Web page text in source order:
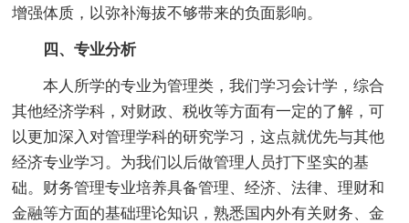
增强体质，以弥补海拔不够带来的负面影响。
四、专业分析
本人所学的专业为管理类，我们学习会计学，综合
其他经济学科，对财政、税收等方面有一定的了解，可
以更加深入对管理学科的研究学习，这点就优先与其他
经济专业学习。为我们以后做管理人员打下坚实的基
础。财务管理专业培养具备管理、经济、法律、理财和
金融等方面的基础理论知识，熟悉国内外有关财务、金